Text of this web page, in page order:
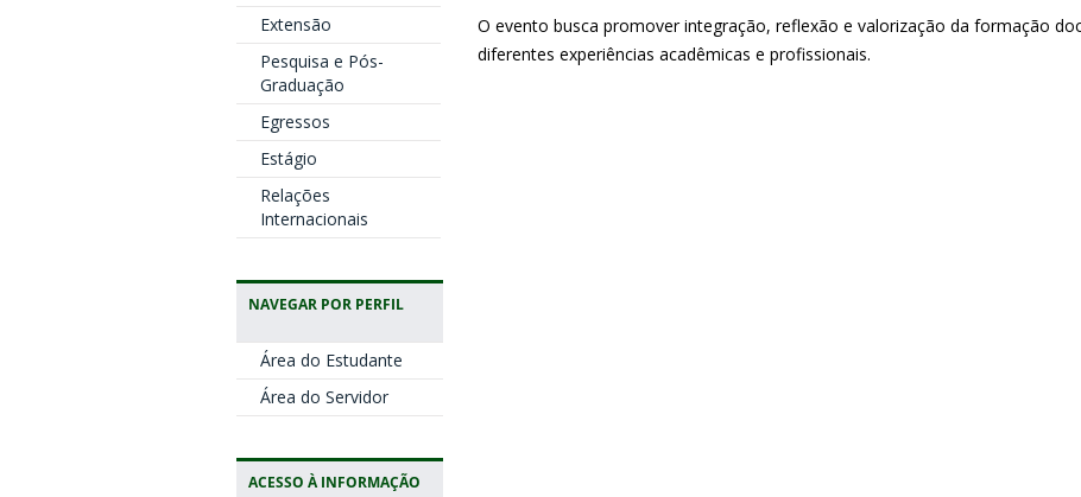
Extensão
Pesquisa e Pós-
Graduação
Egressos
Estágio
Relações
Internacionais
NAVEGAR POR PERFIL
Área do Estudante
Área do Servidor
ACESSO À INFORMAÇÃO
O evento busca promover integração, reflexão e valorização da formação
diferentes experiências acadêmicas e profissionais.